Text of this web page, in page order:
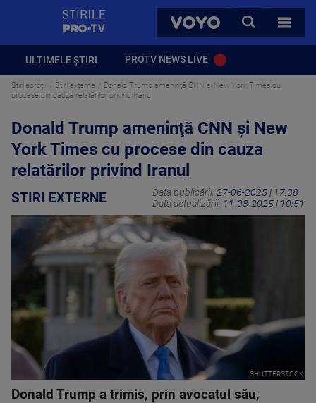
VOYO
CAUTA
TOATE
ULTIMELE ȘTIRI PROTV NEWS LIVE
Stirileprotv Stiri externe
Donald Trump ameninţă CNN şi New York Times cu
procese din cauza relatărilor privind Iranul
Donald Trump ameninţă CNN şi New
York Times cu procese din cauza
relatărilor privind Iranul
STIRI EXTERNE Data publicării: 27-06-2025 | 17:38
Data actualizării: 11-08-2025 | 10:51
SHUTTERSTOCK
Donald Trump a trimis, prin avocatul său,